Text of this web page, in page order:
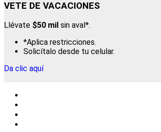
VETE DE VACACIONES
Llévate $50 mil sin aval*.
*Aplica restricciones.
Solicítalo desde tu celular.
Da clic aquí